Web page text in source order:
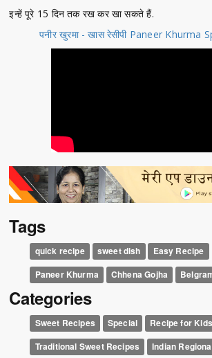
इन्हें पूरे 15 दिन तक रख कर खा सकते हैं.
पनीर खुरमा - खास रेसीपी Paneer Khurma
Tags
quick recipe sweet dish
Easy Recipe
Paneer Khurma
Chhena Gojha
Categories
Sweet Recipes Special
Recipe for Kids
Traditional Sweet Recipes
Indian